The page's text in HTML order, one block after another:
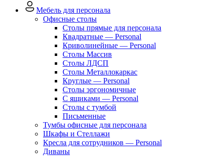
Мебель для персонала
Офисные столы
Столы прямые для персонала
Квадратные — Personal
Криволинейные — Personal
Столы Массив
Столы ЛДСП
Столы Металлокаркас
Круглые — Personal
Столы эргономичные
С ящиками — Personal
Столы с тумбой
Письменные
Тумбы офисные для персонала
Шкафы и Стеллажи
Кресла для сотрудников — Personal
Диваны